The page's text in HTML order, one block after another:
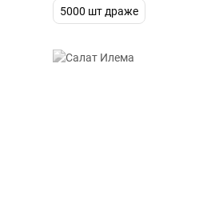
5000 шт драже